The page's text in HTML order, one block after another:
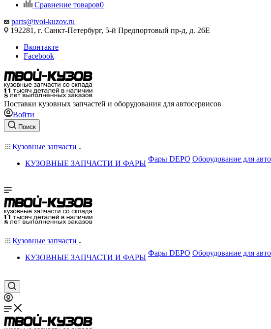
Сравнение товаров0
parts@tvoi-kuzov.ru
192281, г. Санкт-Петербург, 5-й Предпортовый пр-д, д. 26Е
Вконтакте
Facebook
Поставки кузовных запчастей и оборудования для автосервисов
Войти
Поиск
Кузовные запчасти
КУЗОВНЫЕ ЗАПЧАСТИ И ФАРЫ
Фары DEPO Оборудование для
Кузовные запчасти
КУЗОВНЫЕ ЗАПЧАСТИ И ФАРЫ
Фары DEPO Оборудование для